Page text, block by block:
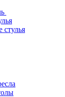
стулья